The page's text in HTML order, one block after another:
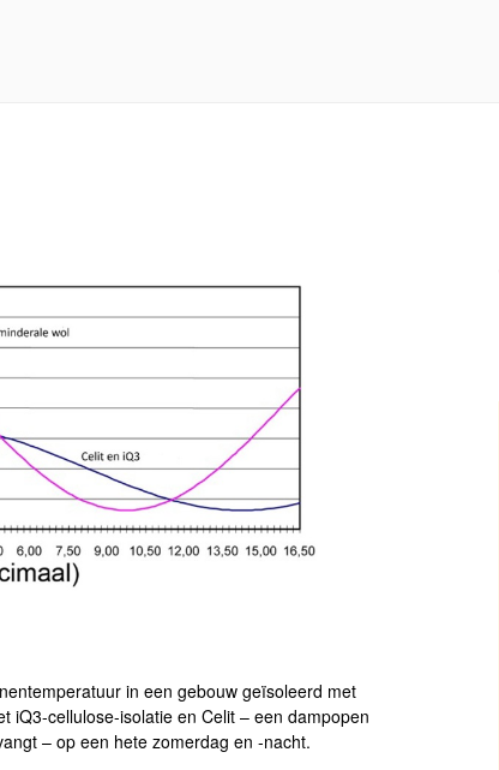
in een gebouw geïsoleerd met
iQ3-cellulose-isolatie en Celit – een dampopen
– op een hete zomerdag en -nacht.